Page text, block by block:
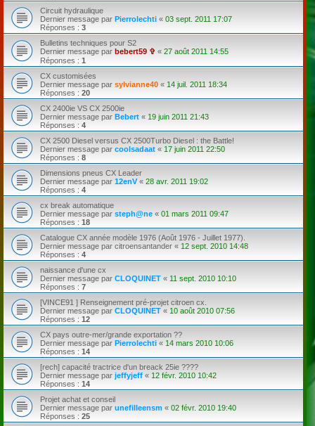
Circuit hydraulique
Dernier message par Pierrolechti « 03 sept. 2011 17:07
Réponses : 3
Bulletins techniques pour S2
Dernier message par bebert59 ✞ « 27 août 2011 14:55
Réponses : 1
CX customisées
Dernier message par sylvianne40 « 14 juil. 2011 18:34
Réponses : 20
CX 2400ie VS CX 2500ie
Dernier message par Bebert « 19 juin 2011 21:43
Réponses : 4
CX 2500 Diesel versus CX 2500Turbo Diesel : the Battle!
Dernier message par coolsadaat « 17 juin 2011 22:50
Réponses : 8
Dimensions pneus CX Leader
Dernier message par 12enV« 28 avr. 2011 19:02
Réponses : 4
cx break automatique
Dernier message par steph@ne « 01 mars 2011 09:47
Réponses : 18
Catalogue CX année modèle 1976 (Août 1976 - Juillet 1977).
Dernier message par citroensantander « 12 sept. 2010 14:48
Réponses : 4
naissance d'une cx
Dernier message par CLOQUINET « 11 sept. 2010 10:10
Réponses : 7
[VINCE91 ] Renseignement pré-projet citroen cx.
Dernier message par CLOQUINET « 10 août 2010 07:56
Réponses : 12
CX pays outre-mer/grande exportation ??
Dernier message par Pierrolechti « 14 mars 2010 10:06
Réponses : 14
[rech] capacité tractrice d'un breack 25ie ????
Dernier message par jeffyjeff « 12 févr. 2010 10:42
Réponses : 14
Projet achat et conseil
Dernier message par unefilleensm « 02 févr. 2010 19:40
Réponses : 25